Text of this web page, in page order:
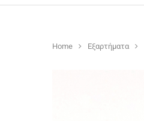
Home Εξαρτήματα